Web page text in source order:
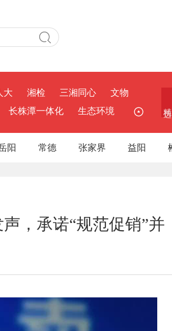
大 湘检 三湘同心
文物
长株潭一体化 生态环境
阳 常德 张家界 益阳
，承诺“规范促销”并